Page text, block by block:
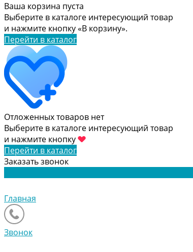
Ваша корзина пуста
Выберите в каталоге интересующий товар
и нажмите кнопку «В корзину».
Перейти в каталог
Отложенных товаров нет
Выберите в каталоге интересующий товар
и нажмите кнопку
Перейти в каталог
Заказать звонок
Главная
Звонок